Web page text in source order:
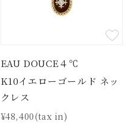
EAU DOUCE４℃
K10イエローゴールド ネッ
クレス
¥48,400(tax in)